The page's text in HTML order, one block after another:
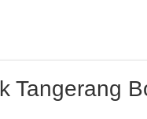
Tangerang